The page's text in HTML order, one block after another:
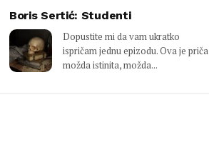
Boris Sertić: Studenti
Dopustite mi da vam ukratko
ispričam jednu epizodu. Ova je priča
možda istinita, možda...